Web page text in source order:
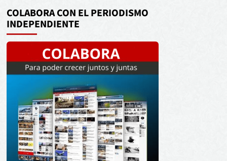
audio
COLABORA CON EL PERIODISMO
INDEPENDIENTE